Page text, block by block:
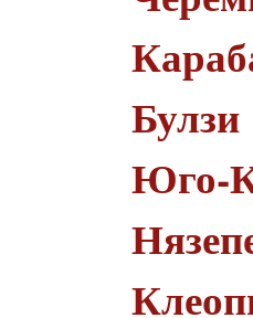
Булзи
Юго-